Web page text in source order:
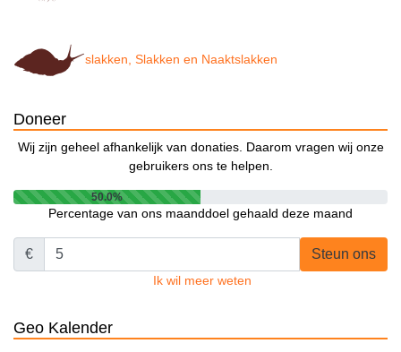
slakken, Slakken en Naaktslakken
Doneer
Wij zijn geheel afhankelijk van donaties. Daarom vragen wij onze
gebruikers ons te helpen.
50.0%
Percentage van ons maanddoel gehaald deze maand
€ Steun ons
Ik wil meer weten
Geo Kalender